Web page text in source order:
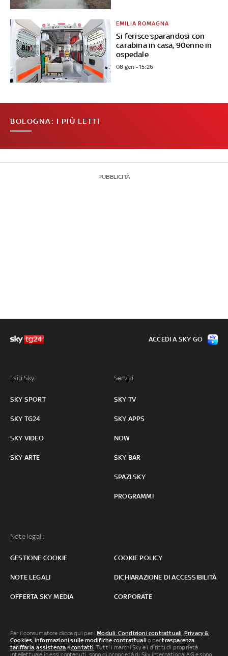
Si ferisce sparandosi con
carabina in casa, 90enne in
ospedale
EMILIA ROMAGNA
08 gen - 15:26
BOLOGNA: I PIÙ LETTI
PUBBLICITÀ
I siti Sky:
SKY SPORT
SKY TG24
SKY VIDEO
SKY ARTE
Servizi:
SKY TV
SKY APPS
NOW
SKY BAR
SPAZI SKY
PROGRAMMI
Note legali:
GESTIONE COOKIE COOKIE POLICY
NOTE LEGALI DICHIARAZIONE DI ACCESSIBILITÀ
OFFERTA SKY MEDIA CORPORATE
ACCEDI A SKY GO
Per il consumatore clicca qui per iModuli, Condizioni contrattuali, Privacy &
Cookies, informazioni sulle modifiche contrattuali o pertrasparenza
tariffaria,assistenza econtatti. Tutti i marchi Sky e i diritti di proprietà